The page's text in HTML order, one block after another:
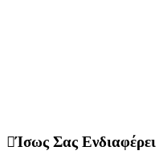
Ίσως Σας Ενδιαφέρει